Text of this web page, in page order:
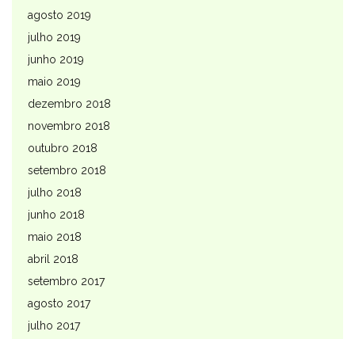
agosto 2019
julho 2019
junho 2019
maio 2019
dezembro 2018
novembro 2018
outubro 2018
setembro 2018
julho 2018
junho 2018
maio 2018
abril 2018
setembro 2017
agosto 2017
julho 2017